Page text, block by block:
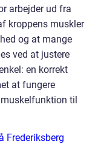
arbejder ud fra
kroppens muskler
og at mange
ved at justere
en korrekt
at fungere
til
Frederiksberg